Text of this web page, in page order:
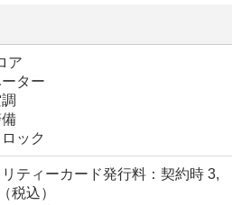
ア
ター
ック
ティーカード発行料：契約時 3,
税込）